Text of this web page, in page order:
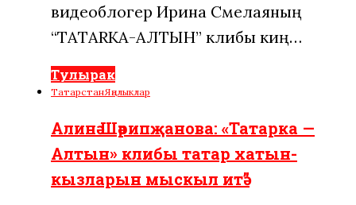
видеоблогер Ирина Смелаяның
“TATARKA-АЛТЫН” клибы киң…
Тулырак
ТатарстанЯңалыклар
Алинә Шәрипҗанова: «Татарка —
Алтын» клибы татар хатын-
кызларын мыскыл итә”